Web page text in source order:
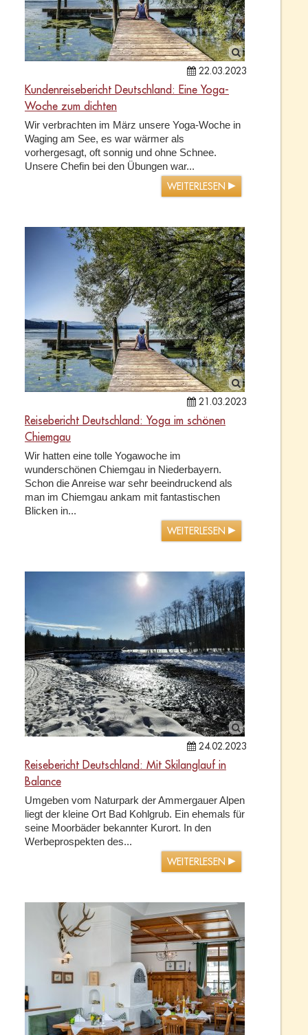
22.03.2023
Kundenreisebericht Deutschland: Eine Yoga-
Woche zum dichten
Wir verbrachten im März unsere Yoga-Woche in
Waging am See, es war wärmer als
vorhergesagt, oft sonnig und ohne Schnee.
Unsere Chefin bei den Übungen war...
WEITERLESEN
21.03.2023
Reisebericht Deutschland: Yoga im schönen
Chiemgau
Wir hatten eine tolle Yogawoche im
wunderschönen Chiemgau in Niederbayern.
Schon die Anreise war sehr beeindruckend als
man im Chiemgau ankam mit fantastischen
Blicken in...
WEITERLESEN
24.02.2023
Reisebericht Deutschland: Mit Skilanglauf in
Balance
Umgeben vom Naturpark der Ammergauer Alpen
liegt der kleine Ort Bad Kohlgrub. Ein ehemals für
seine Moorbäder bekannter Kurort. In den
Werbeprospekten des...
WEITERLESEN